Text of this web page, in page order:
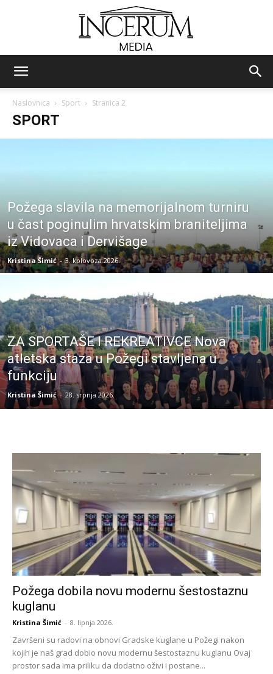
Naslovnica Sport Stranica 2
SPORT
Požega slavila na memorijalnom turniru
u čast poginulim hrvatskim braniteljima
iz Vidovaca i Dervišage
Kristina Šimić - 3. kolovoza 2026.
ZA SPORTAŠE I REKREATIVCE Nova
atletska staza u Požegi stavljena u
funkciju
Kristina Šimić - 28. srpnja 2026.
Požega dobila novu modernu šestostaznu
kuglanu
Kristina Šimić - 8. lipnja 2026.
Završeni su radovi na obnovi Gradske kuglane u Požegi nakon
kojih je naš grad dobio novu modernu šestostaznu kuglanu Ovaj
prostor sada ima priliku da dodatno oživi i postane...